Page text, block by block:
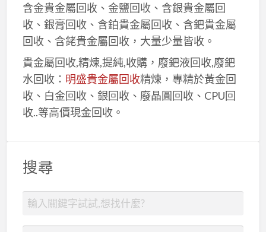
含金貴金屬回收、金鹽回收、含銀貴金屬回
收、銀膏回收、含鉑貴金屬回收、含鈀貴金屬
回收、含銠貴金屬回收，大量少量皆收。
貴金屬回收,精煉,提純,收購，廢鈀液回收,廢鈀
水回收： 明盛貴金屬回收精煉，專精於黃金回
收、白金回收、銀回收、廢晶圓回收、CPU回
收..等高價現金回收。
搜尋